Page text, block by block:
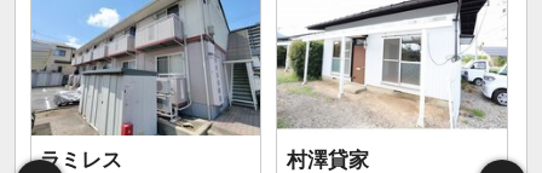
ラミレス 村澤貸家